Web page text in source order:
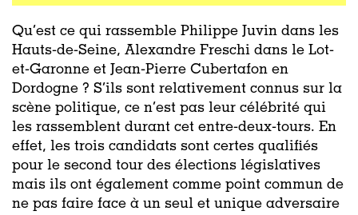
Qu’est ce qui rassemble Philippe Juvin dans les
Hauts-de-Seine, Alexandre Freschi dans le Lot-
et-Garonne et Jean-Pierre Cubertafon en
Dordogne ? S’ils sont relativement connus sur la
scène politique, ce n’est pas leur célébrité qui
les rassemblent durant cet entre-deux-tours. En
effet, les trois candidats sont certes qualifiés
pour le second tour des élections législatives
mais ils ont également comme point commun de
ne pas faire face à un seul et unique adversaire